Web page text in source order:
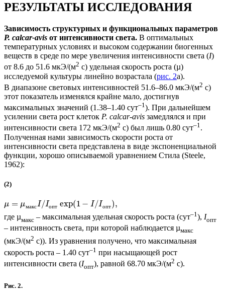
РЕЗУЛЬТАТЫ ИССЛЕДОВАНИЯ
Зависимость структурных и функциональных параметров
P. calcar-avis от интенсивности света. В оптимальных
температурных условиях и высоком содержании биогенных
веществ в среде по мере увеличения интенсивности света (I)
от 8.6 до 51.6 мкЭ/(м2 с) удельная скорость роста (µ)
исследуемой культуры линейно возрастала (рис. 2а).
В диапазоне световых интенсивностей 51.6–86.0 мкЭ/(м2 с)
этот показатель изменялся крайне мало, достигнув
максимальных значений (1.38–1.40 сут–1). При дальнейшем
усилении света рост клеток P. calcar-avis замедлялся и при
интенсивности света 172 мкЭ/(м2 с) был лишь 0.80 сут–1.
Полученная нами зависимость скорости роста от
интенсивности света представлена в виде экспоненциальной
функции, хорошо описываемой уравнением Стила (Steele,
1962):
(2)
μ = μмаксI/Iопт exp(1 − I/Iопт ),
где µмакс – максимальная удельная скорость роста (сут–1 ), Iопт
– интенсивность света, при которой наблюдается µмакс
(мкЭ/(м2 с)). Из уравнения получено, что максимальная
скорость роста – 1.40 сут–1 при насыщающей рост
интенсивности света (Iопт), равной 68.70 мкЭ/(м2 с).
Рис. 2.